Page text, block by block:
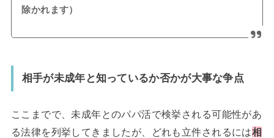
除かれます）
相手が未成年と知っているか否かが大事な争点
ここまでで、未成年とのパパ活で検挙される可能性があ
る法律を列挙してきましたが、どれも立件されるには相